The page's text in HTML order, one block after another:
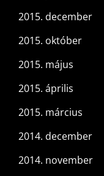
2015. december
2015. október
2015. május
2015. április
2015. március
2014. december
2014. november